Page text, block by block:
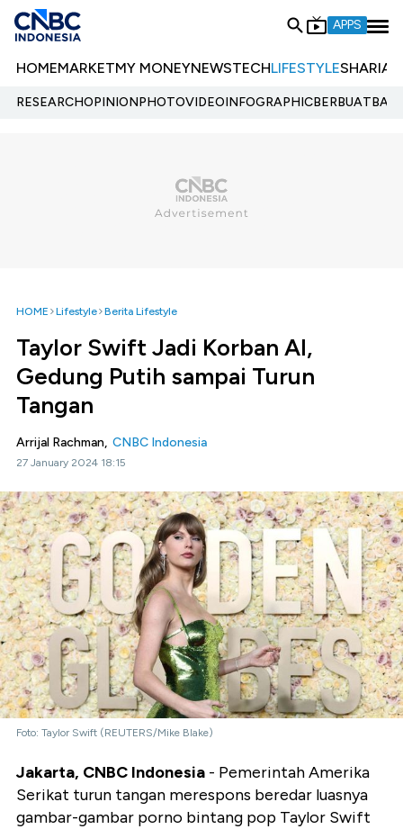
APPS
HOMEMARKETMY MONEYNEWSTECHLIFESTYLESHARIA
RESEARCHOPINIONPHOTOVIDEOINFOGRAPHIC
HOME Lifestyle Berita Lifestyle
Taylor Swift Jadi Korban AI,
Gedung Putih sampai Turun
Tangan
Arrijal Rachman, CNBC Indonesia
27 January 2024 18:15
Foto: Taylor Swift (REUTERS/Mike Blake)
Jakarta, CNBC Indonesia - Pemerintah Amerika
Serikat turun tangan merespons beredar luasnya
gambar-gambar porno bintang pop Taylor Swift